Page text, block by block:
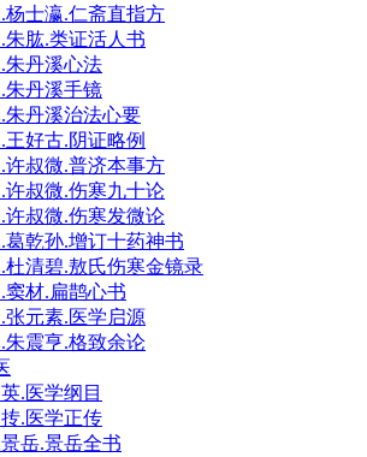
杨士瀛.仁斋直指方
朱肱.类证活人书
朱丹溪心法
朱丹溪手镜
朱丹溪治法心要
王好古.阴证略例
许叔微.普济本事方
许叔微.伤寒九十论
许叔微.伤寒发微论
葛乾孙.增订十药神书
杜清碧.敖氏伤寒金镜录
窦材.扁鹊心书
张元素.医学启源
朱震亨.格致余论
.医学纲目
.医学正传
岳.景岳全书